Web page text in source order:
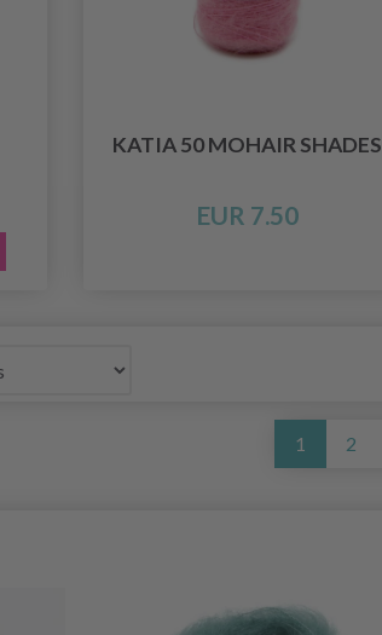
KATIA 50 MOHAIR SHADES
EUR 7.50
1 2